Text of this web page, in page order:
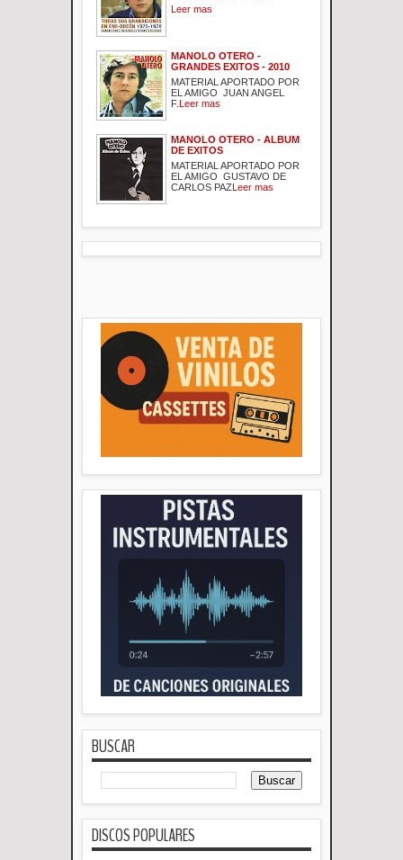
Leer mas
MANOLO OTERO -
GRANDES EXITOS - 2010
MATERIAL APORTADO POR
EL AMIGO JUAN ANGEL
F.Leer mas
MANOLO OTERO - ALBUM
DE EXITOS
MATERIAL APORTADO POR
EL AMIGO GUSTAVO DE
CARLOS PAZLeer mas
BUSCAR
DISCOS POPULARES